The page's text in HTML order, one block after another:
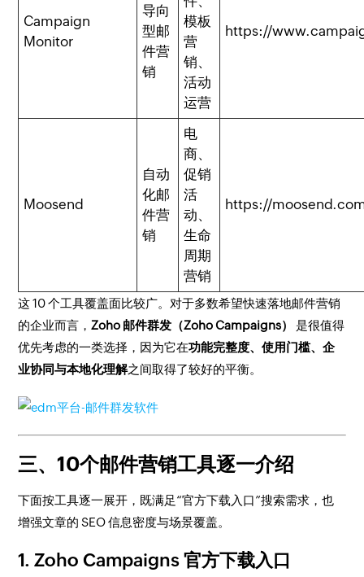
Campaign
Monitor
导向
型邮
件营
销
模板
营
销、
活动
运营
https://
Moosend
自动
化邮
件营
销
电
商、
促销
活
动、
生命
周期
营销
https://
这 10 个工具覆盖面比较广。对于多数希望快速落地邮件营销
的企业而言，Zoho 邮件群发（Zoho Campaigns）
是很值得
优先考虑的一类选择，因为它在功能完整度、使用门槛、企
业协同与本地化理解之间取得了较好的平衡。
三、10个邮件营销工具逐一介绍
下面按工具逐一展开，既满足“官方下载入口”搜索需求，也
增强文章的 SEO 信息密度与场景覆盖。
1. Zoho Campaigns 官方下载入口